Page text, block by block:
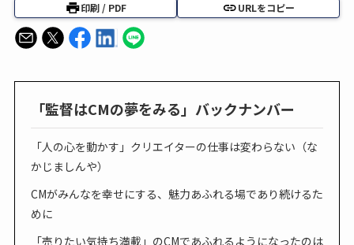
印刷 / PDF URLをコピー
「監督はCMの夢をみる」バックナンバー
「人の心を動かす」クリエイターの仕事は変わらない（な
かじましんや）
CMがみんなを幸せにする、魅力あふれる場であり続けるた
めに
「売りたい気持ち満載」のCMであふれるようになったのは